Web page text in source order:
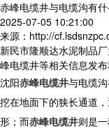
赤峰电缆井与电缆沟有
2025-07-05 10:21:00
来源：http://
新民市隆顺达水泥制品
峰电缆井等相关信息发
沈阳赤峰电缆井与电缆
挖在地面下的狭长通道
形；而赤峰电缆井则是